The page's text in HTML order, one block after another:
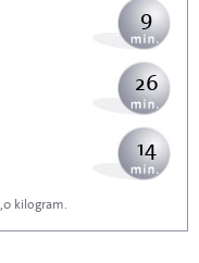
9
26
14
kilogram.